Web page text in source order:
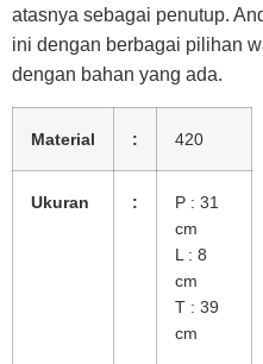
atasnya sebagai penutup.
ini dengan berbagai pilihan
dengan bahan yang ada.
Material : 420
Ukuran :
P : 31
cm
L : 8
cm
T : 39
cm